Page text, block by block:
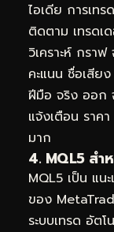
ไอเดีย การเท
ติดตาม เทรดเ
วิเคราะห์ กรา
คะแนน ชื่อเสีย
ฝีมือ จริง ออก
แจ้งเตือน ราค
มาก
4. MQL5 สำ
MQL5 เป็น แน
ของ
ระบบเทรด อัต